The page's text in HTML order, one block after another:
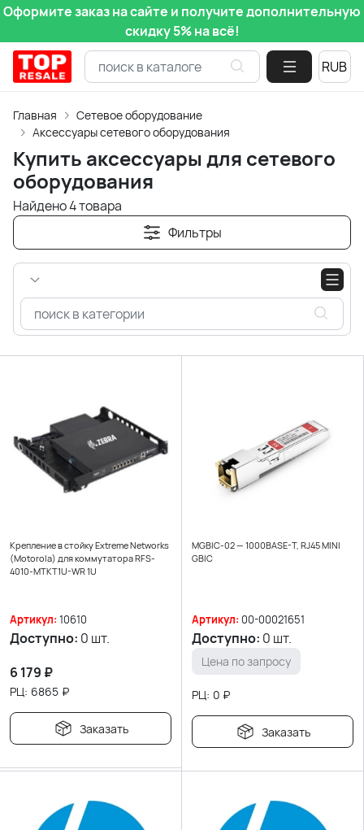
Оформите заказ на сайте и получите дополнительную
скидку 5% на всё!
Главная
Сетевое оборудование
Аксессуары сетевого оборудования
Купить аксессуары для сетевого
оборудования
Найдено 4 товара
Фильтры
Крепление в стойку Extreme Networks
(Motorola) для коммутатора RFS-
4010-MTKT1U-WR 1U
Артикул: 10610
Доступно: 0 шт.
6 179 ₽
РЦ: 6865 ₽
Заказать
MGBIC-02 — 1000BASE-T, RJ45 MINI
GBIC
Артикул: 00-00021651
Доступно: 0 шт.
Цена по запросу
РЦ: 0 ₽
Заказать